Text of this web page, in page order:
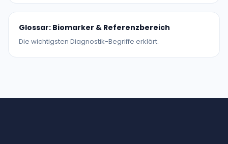
Glossar: Biomarker & Referenzbereich
Die wichtigsten Diagnostik-Begriffe erklärt.